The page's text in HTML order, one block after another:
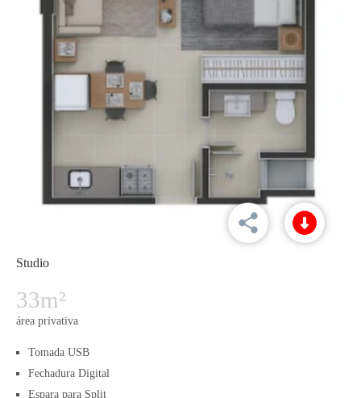
Studio
33m²
área privativa
Tomada USB
Fechadura Digital
Espara para Split